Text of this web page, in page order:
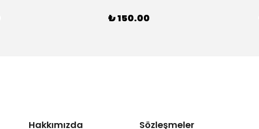
₺ 150.00
Hakkımızda Sözleşmeler